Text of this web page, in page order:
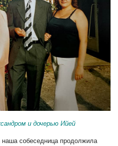
и дочерью Ийей
собеседница продолжила